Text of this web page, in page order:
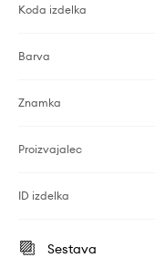
Koda izdelka
Barva
Znamka
Proizvajalec
ID izdelka
Sestava